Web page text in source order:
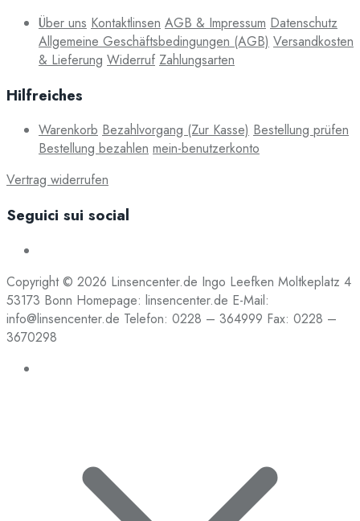
Über uns Kontaktlinsen AGB & Impressum Datenschutz
Allgemeine Geschäftsbedingungen (AGB) Versandkosten
& Lieferung Widerruf Zahlungsarten
Hilfreiches
Warenkorb Bezahlvorgang (Zur Kasse) Bestellung prüfen
Bestellung bezahlen mein-benutzerkonto
Vertrag widerrufen
Seguici sui social
Copyright © 2026 Linsencenter.de Ingo Leefken Moltkeplatz 4
53173 Bonn Homepage: linsencenter.de E-Mail:
info@linsencenter.de Telefon: 0228 – 364999 Fax: 0228 –
3670298